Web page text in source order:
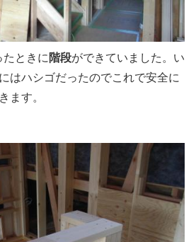
ときに 階段ができていました。い
はハシゴだったのでこれで安全に
ます。